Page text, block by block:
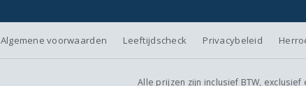
Algemene voorwaarden Leeftijdscheck Privacybeleid
Alle prijzen zijn inclusief BTW,